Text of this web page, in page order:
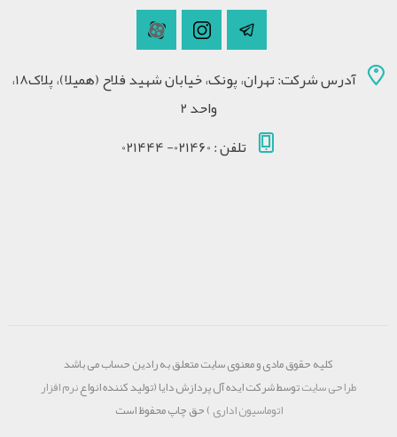
آدرس شرکت: تهران، پونک، خیابان شهید فلاح (همیلا)، پلاک18،
واحد 2
تلفن : 021460- 021444
کلیه حقوق مادی و معنوی سایت متعلق به رادین حساب می باشد
طراحی سایتتوسط شرکت ایده آل پردازش دایا (تولید کننده انواعنرم افزار
اتوماسیون اداری) حق چاپ محفوظ است